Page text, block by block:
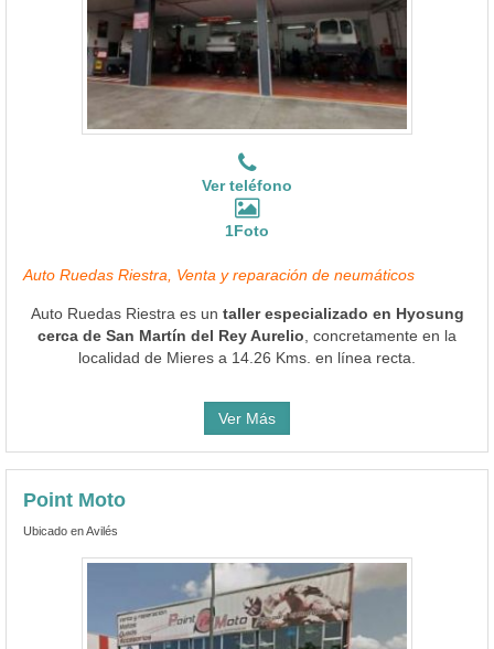
Ver teléfono
1Foto
Auto Ruedas Riestra, Venta y reparación de neumáticos
Auto Ruedas Riestra es un taller especializado en Hyosung
cerca de San Martín del Rey Aurelio , concretamente en la
localidad de Mieres a 14.26 Kms. en línea recta.
Ver Más
Point Moto
Ubicado en Avilés